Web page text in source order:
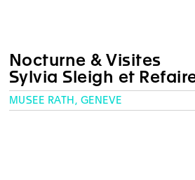
Nocturne & Visites
Sylvia Sleigh et
MUSÉE RATH, GENÈVE